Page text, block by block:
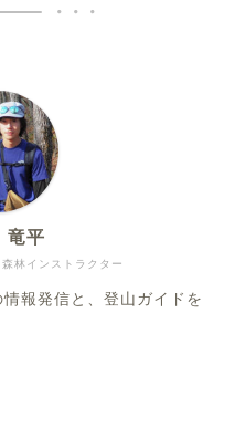
林インストラクター
平
報発信と、登山ガイドを